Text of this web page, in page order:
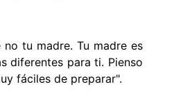
tu madre. Tu madre es
diferentes para ti. Pienso
fáciles de preparar".